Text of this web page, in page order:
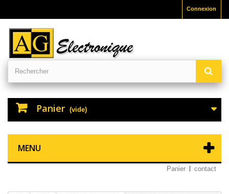
Connexion
Panier (vide)
MENU
Panier contact